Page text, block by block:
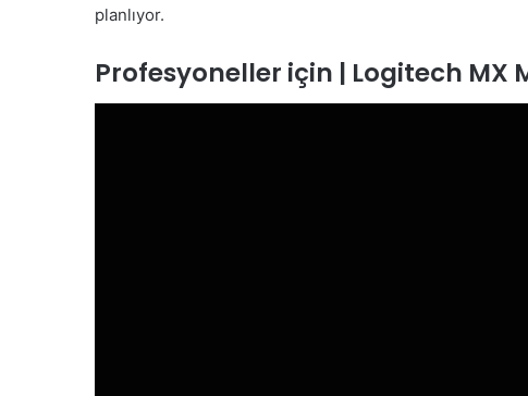
planlıyor.
Profesyoneller için | Logitech MX